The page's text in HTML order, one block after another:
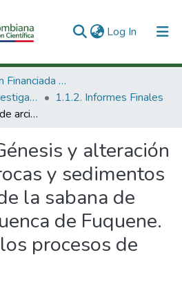
Log In (current)
1. Investigación Financiada con Recursos Públicos
1.1 Productos de investigación
1.1.2. Informes Finales
Génesis y alteración de arcilla en rocas y sedimentos cuaternarios de la sabana de Bogotá y la cuenca de Fuquene. Relación con los procesos de erosión.
y alteración
y sedimentos
la sabana de
de Fuquene.
procesos de